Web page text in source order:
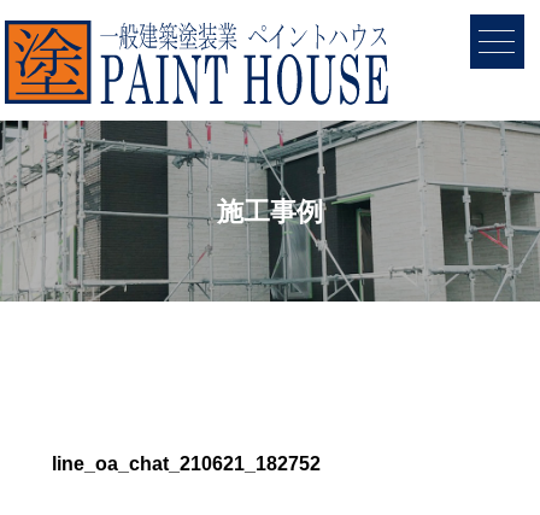
施工事例
line_oa_chat_210621_182752